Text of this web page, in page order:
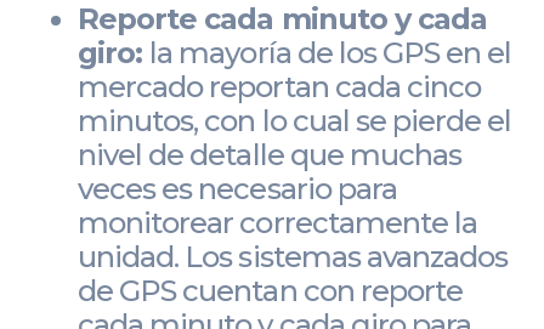
Reporte cada minuto y cada
giro: la mayoría de los GPS en el
mercado reportan cada cinco
minutos, con lo cual se pierde el
nivel de detalle que muchas
veces es necesario para
monitorear correctamente la
unidad. Los sistemas avanzados
de GPS cuentan con reporte